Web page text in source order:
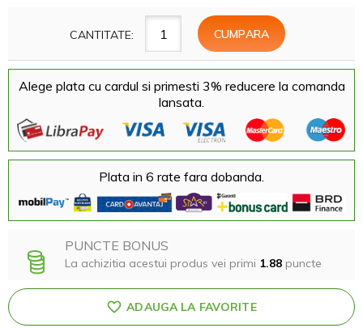
CANTITATE:
Alege plata cu cardul si primesti 3% reducere la comanda
lansata.
Plata in 6 rate fara dobanda.
PUNCTE BONUS
La achizitia acestui produs vei primi 1.88 puncte
ADAUGA LA FAVORITE